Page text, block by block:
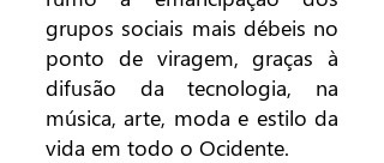
grupos sociais mais débeis no
ponto de viragem, graças à
difusão da tecnologia, na
música, arte, moda e estilo da
vida em todo o Ocidente.